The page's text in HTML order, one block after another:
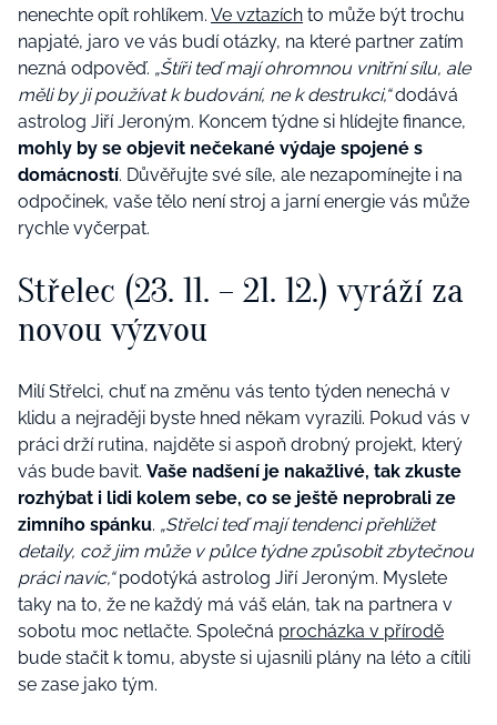
nenechte opít rohlíkem. Ve vztazích to může být trochu
napjaté, jaro ve vás budí otázky, na které partner zatím
nezná odpověď. „Štíři teď mají ohromnou vnitřní sílu, ale
měli by ji používat k budování, ne k destrukci,“dodává
astrolog Jiří Jeroným. Koncem týdne si hlídejte finance,
mohly by se objevit nečekané výdaje spojené s
domácností. Důvěřujte své síle, ale nezapomínejte i na
odpočinek, vaše tělo není stroj a jarní energie vás může
rychle vyčerpat.
Střelec (23. 11. – 21. 12.) vyráží za
novou výzvou
Milí Střelci, chuť na změnu vás tento týden nenechá v
klidu a nejraději byste hned někam vyrazili. Pokud vás v
práci drží rutina, najděte si aspoň drobný projekt, který
vás bude bavit. Vaše nadšení je nakažlivé, tak zkuste
rozhýbat i lidi kolem sebe, co se ještě neprobrali ze
zimního spánku. „Střelci teď mají tendenci přehlížet
detaily, což jim může v půlce týdne způsobit zbytečnou
práci navíc,“podotýká astrolog Jiří Jeroným. Myslete
taky na to, že ne každý má váš elán, tak na partnera v
sobotu moc netlačte. Společná procházka v přírodě
bude stačit k tomu, abyste si ujasnili plány na léto a cítili
se zase jako tým.